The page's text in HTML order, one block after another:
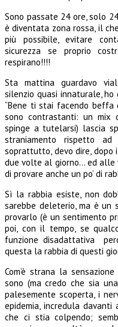
Sono passate 24 ore, solo
è diventata zona rossa, il
più possibile, evitare
sicurezza se proprio
respirano!!!!
Sta mattina guardavo
silenzio quasi innaturale,
“Bene ti stai facendo beffa
sono contrastanti: un mix
spinge a tutelarsi) lascia
straniamento rispetto
soprattutto, devo dire,
due volte al giorno… ed alle
di provare anche un po’ di
Sì la rabbia esiste, non
sarebbe deleterio, ma è un
provarlo (è un sentimento
poi, con il tempo, se
funzione disadattativa
questa la rabbia di questi
Com’è strana la
sono (ma credo che sia
palesemente scoperta, i
epidemia, incredula
che ci stia colpendo;